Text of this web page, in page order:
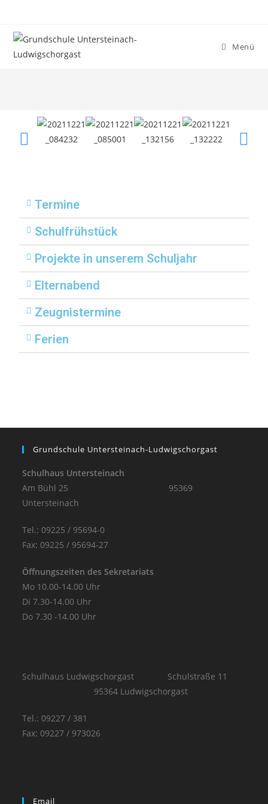
Menü
Termine
Schulfrühstück
Projekte in unserem Schuljahr
Elternabend
Zeugnistermine
Ferien
Grundschule Untersteinach-Ludwigschorgast
Schulhaus Untersteinach
Am Bühl 25 95369
Untersteinach
Tel.: 09225 / 95694-0
Fax: 09225 / 95694-27
Öffnungszeiten des Sekretariats
Mo 10.00-14.00 Uhr
Di 7.30-14.00 Uhr
Do 7.30 -14.00 Uhr
Schulhaus Ludwigschorgast Schulstraße 11
95364 Ludwigschorgast
Tel.: 09227 / 381
Fax: 09227 / 973026
Email